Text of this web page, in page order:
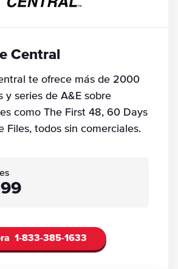
Central
te ofrece más de 2000
y series de A&E sobre
como The First 48, 60 Days
Files, todos sin comerciales.
1-833-385-1633